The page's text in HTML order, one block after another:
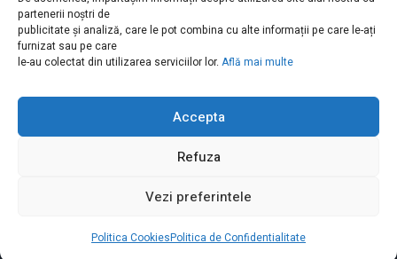
partenerii noștri de
publicitate și analiză, care le pot combina cu alte informații pe care le-ați
furnizat sau pe care
le-au colectat din utilizarea serviciilor lor. Află mai multe
Accepta
Refuza
Vezi preferintele
Politica CookiesPolitica de Confidentialitate
Follow on Instagram
Politica Cookies